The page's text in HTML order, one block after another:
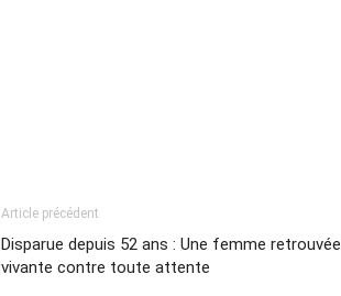
Article précédent
Disparue depuis 52 ans : Une femme retrouvée
vivante contre toute attente